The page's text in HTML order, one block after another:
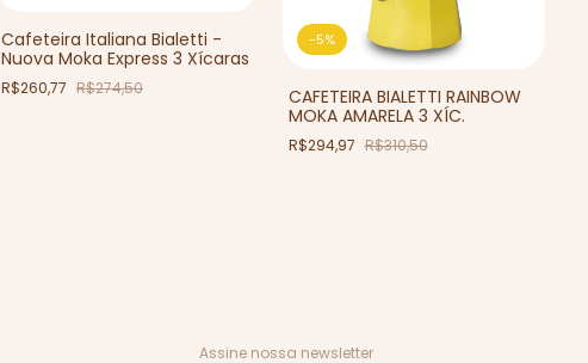
Cafeteira Italiana Bialetti -
Nuova Moka Express 3 Xícaras
R$260,77 R$274,50
-5%
CAFETEIRA BIALETTI RAINBOW
MOKA AMARELA 3 XÍC.
R$294,97 R$310,50
Assine nossa newsletter